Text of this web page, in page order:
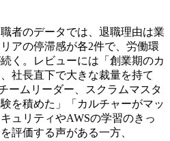
者のデータでは、退職理由は業
アの停滞感が各2件で、労働環
く。レビューには「創業期のカ
社長直下で大きな裁量を持て
ームリーダー、スクラムマスタ
を積めた」「カルチャーがマッ
ュリティやAWSの学習のきっ
評価する声がある一方、